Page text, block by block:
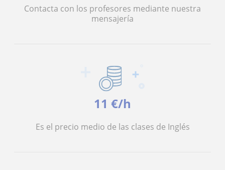
Contacta con los profesores mediante nuestra
mensajería
11 €/h
Es el precio medio de las clases de Inglés